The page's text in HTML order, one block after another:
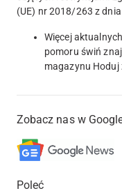
(UE) nr 2018/263 z
Więcej
pomoru świń
magazynu Hoduj
Zobacz nas w
Poleć